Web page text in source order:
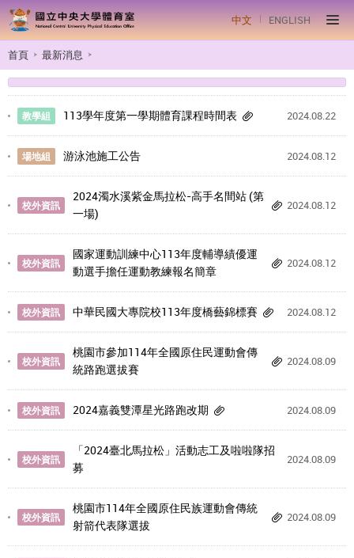
中文 ENGLISH
首頁 最新消息
教學組 113學年度第一學期體育課程時間表 2024.08.22
場地組 游泳池施工公告 2024.08.12
校外資訊
2024濁水溪紫金馬拉松-高手名間站 (第
一場)
2024.08.12
校外資訊
國家運動訓練中心113年度輔導績優運
動選手擔任運動教練報名簡章
2024.08.12
校外資訊 中華民國大專院校113年度橋藝錦標賽 2024.08.12
校外資訊
桃園市參加114年全國原住民運動會傳
統路跑選拔賽
2024.08.09
校外資訊 2024嘉義雙潭星光路跑改期 2024.08.09
校外資訊
「2024臺北馬拉松」活動志工及啦啦隊招
募
2024.08.09
校外資訊
桃園市114年全國原住民族運動會傳統
射箭代表隊選拔
2024.08.09